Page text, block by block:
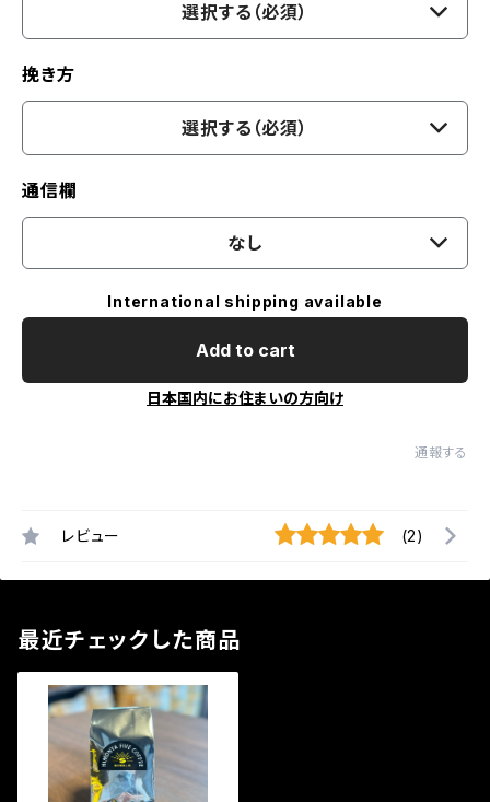
選択する（必須）
挽き方
選択する（必須）
通信欄
なし
International shipping available
Add to cart
日本国内にお住まいの方向け
通報する
レビュー (2)
最近チェックした商品